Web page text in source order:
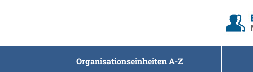
Organisationseinheiten A-Z